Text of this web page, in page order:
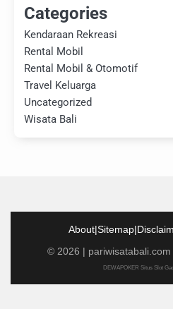
Categories
Kendaraan Rekreasi
Rental Mobil
Rental Mobil & Otomotif
Travel Keluarga
Uncategorized
Wisata Bali
About|Sitemap|
© 2026 | pariwisatabali.com
DEWAPOKER Situs Slot